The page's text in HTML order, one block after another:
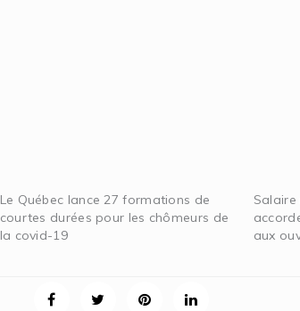
Le Québec lance 27 formations de
courtes durées pour les chômeurs de
la covid-19
Salaire
aux